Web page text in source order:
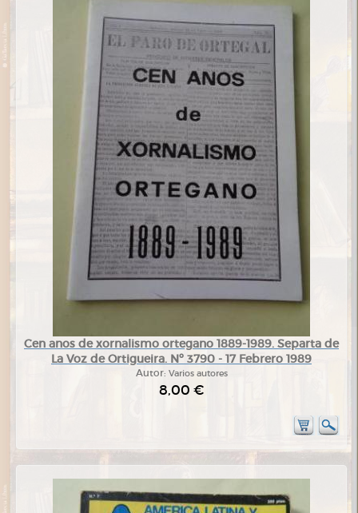
Cen anos de xornalismo ortegano 1889-1989. Separta de
La Voz de Ortigueira. Nº 3790 - 17 Febrero 1989
Autor: Varios autores
8,00 €